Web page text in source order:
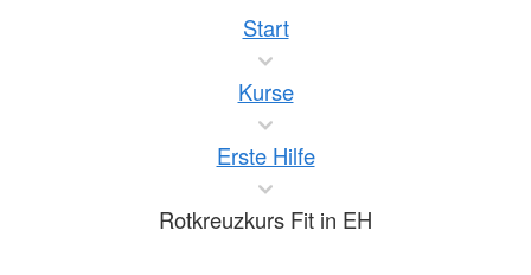
Start
Kurse
Erste Hilfe
Rotkreuzkurs Fit in EH